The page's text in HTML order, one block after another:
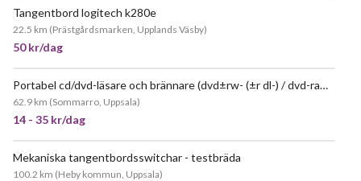
Tangentbord logitech k280e
22.5 km (Prästgårdsmarken, Upplands Väsby)
50 kr/dag
Portabel cd/dvd-läsare och brännare (dvd±rw- (±r dl-) / dvd-ram-enhet)
62.9 km (Sommarro, Uppsala)
14 - 35 kr/dag
Mekaniska tangentbordsswitchar - testbräda
100.2 km (Heby kommun, Uppsala)